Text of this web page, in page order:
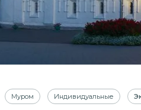
Муром Индивидуальные